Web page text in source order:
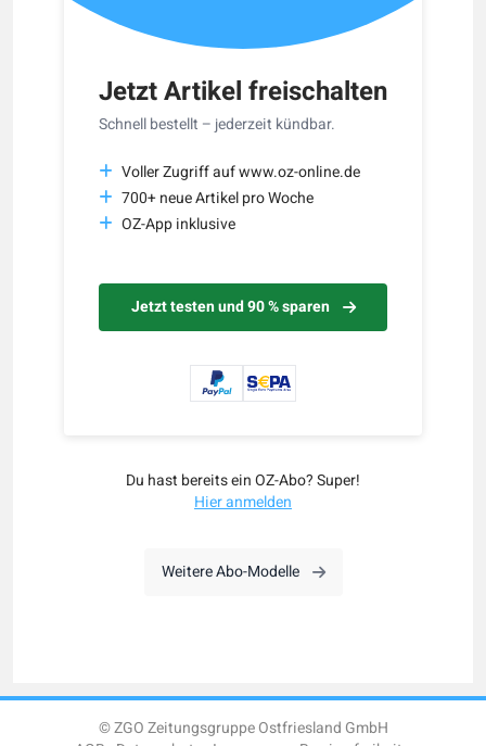
Jetzt Artikel freischalten
Schnell bestellt – jederzeit kündbar.
Voller Zugriff auf www.oz-online.de
700+ neue Artikel pro Woche
OZ-App inklusive
Jetzt testen und 90 % sparen
Du hast bereits ein OZ-Abo? Super!
Hier anmelden
Weitere Abo-Modelle
© ZGO Zeitungsgruppe Ostfriesland GmbH